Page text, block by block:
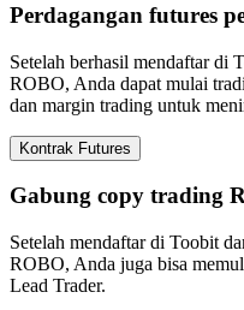
Perdagangan futures
Setelah berhasil mendaftar di
ROBO, Anda dapat mulai
dan margin trading untuk
Kontrak Futures
Gabung copy trading
Setelah mendaftar di Toobit
ROBO, Anda juga bisa
Lead Trader.